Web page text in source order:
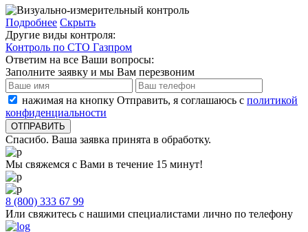
Подробнее Скрыть
Другие виды контроля:
Контроль по СТО Газпром
Ответим на все Ваши вопросы:
Заполните заявку и мы Вам перезвоним
нажимая на кнопку Отправить, я соглашаюсь с политикой
конфиденциальности
Спасибо. Ваша заявка принята в обработку.
Мы свяжемся с Вами в течение 15 минут!
8 (800) 333 67 99
Или свяжитесь с нашими специалистами лично по телефону